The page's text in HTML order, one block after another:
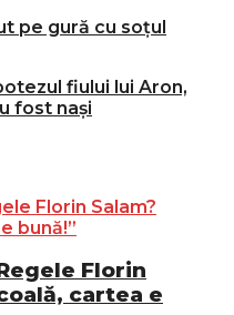
pe gură cu soțul
fiului lui Aron,
fost nași
Florin
cartea e